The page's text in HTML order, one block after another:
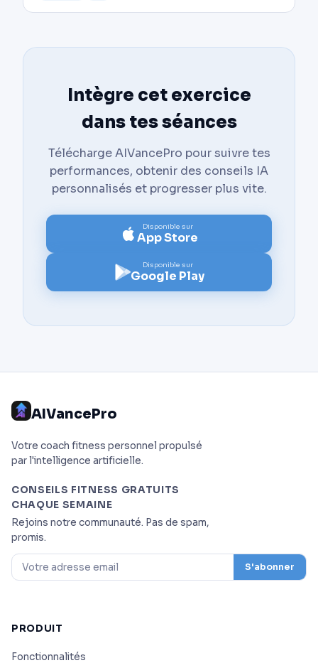
Intègre cet exercice
dans tes séances
Télécharge AIVancePro pour suivre tes
performances, obtenir des conseils IA
personnalisés et progresser plus vite.
Disponible sur
App Store
Disponible sur
Google Play
AIVancePro
Votre coach fitness personnel propulsé
par l'intelligence artificielle.
CONSEILS FITNESS GRATUITS
CHAQUE SEMAINE
Rejoins notre communauté. Pas de spam,
promis.
S'abonner
PRODUIT
Fonctionnalités